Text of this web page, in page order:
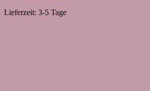
Lieferzeit: 3-5 Tage